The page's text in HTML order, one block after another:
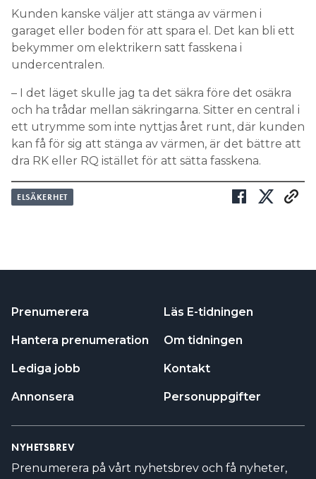
Kunden kanske väljer att stänga av värmen i
garaget eller boden för att spara el. Det kan bli ett
bekymmer om elektrikern satt fasskena i
undercentralen.
– I det läget skulle jag ta det säkra före det osäkra
och ha trådar mellan säkringarna. Sitter en central i
ett utrymme som inte nyttjas året runt, där kunden
kan få för sig att stänga av värmen, är det bättre att
dra RK eller RQ istället för att sätta fasskena.
ELSÄKERHET
Prenumerera
Hantera prenumeration
Lediga jobb
Annonsera
Läs E-tidningen
Om tidningen
Kontakt
Personuppgifter
NYHETSBREV
Prenumerera på vårt nyhetsbrev och få nyheter,